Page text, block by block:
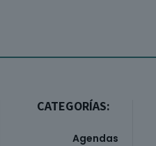
CATEGORÍAS:
Agendas